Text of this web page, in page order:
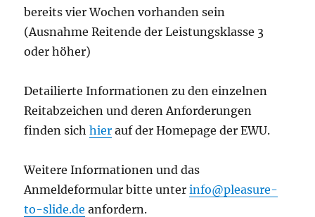
bereits vier Wochen vorhanden sein
(Ausnahme Reitende der Leistungsklasse 3
oder höher)
Detailierte Informationen zu den einzelnen
Reitabzeichen und deren Anforderungen
finden sichhier auf der Homepage der EWU.
Weitere Informationen und das
Anmeldeformular bitte unterinfo@pleasure-
to-slide.de anfordern.